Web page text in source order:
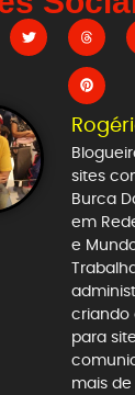
sites
Burca
em
e
criando
para
mais de